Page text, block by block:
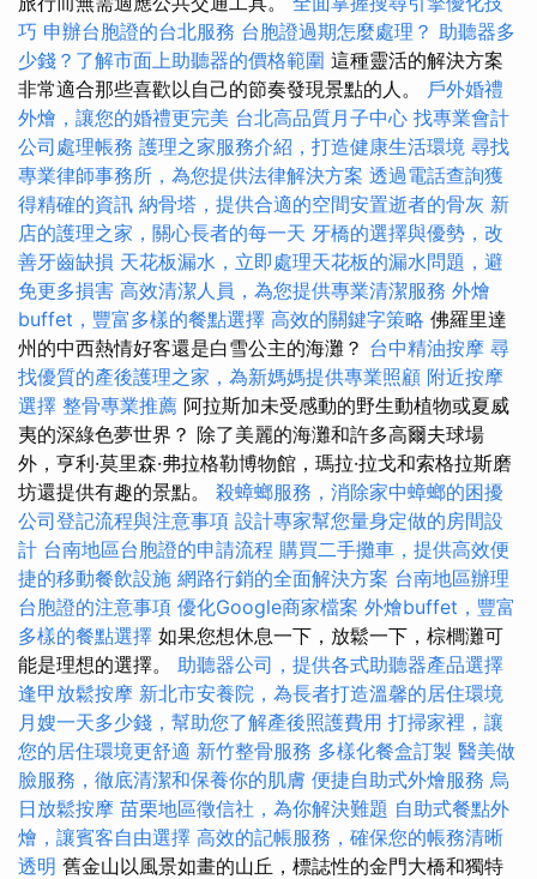
巧 申辦台胞證的台北服務 台胞證過期怎麼處理？ 助聽器多
少錢？了解市面上助聽器的價格範圍 這種靈活的解決方案
非常適合那些喜歡以自己的節奏發現景點的人。 戶外婚禮
外燴，讓您的婚禮更完美 台北高品質月子中心 找專業會計
公司處理帳務 護理之家服務介紹，打造健康生活環境 尋找
專業律師事務所，為您提供法律解決方案 透過電話查詢獲
得精確的資訊 納骨塔，提供合適的空間安置逝者的骨灰 新
店的護理之家，關心長者的每一天 牙橋的選擇與優勢，改
善牙齒缺損 天花板漏水，立即處理天花板的漏水問題，避
免更多損害 高效清潔人員，為您提供專業清潔服務 外燴
buffet，豐富多樣的餐點選擇 高效的關鍵字策略 佛羅里達
州的中西熱情好客還是白雪公主的海灘？ 台中精油按摩 尋
找優質的產後護理之家，為新媽媽提供專業照顧 附近按摩
選擇 整骨專業推薦 阿拉斯加未受感動的野生動植物或夏威
夷的深綠色夢世界？ 除了美麗的海灘和許多高爾夫球場
外，亨利·莫里森·弗拉格勒博物館，瑪拉·拉戈和索格拉斯磨
坊還提供有趣的景點。 殺蟑螂服務，消除家中蟑螂的困擾
公司登記流程與注意事項 設計專家幫您量身定做的房間設
計 台南地區台胞證的申請流程 購買二手攤車，提供高效便
捷的移動餐飲設施 網路行銷的全面解決方案 台南地區辦理
台胞證的注意事項 優化Google商家檔案 外燴buffet，豐富
多樣的餐點選擇 如果您想休息一下，放鬆一下，棕櫚灘可
能是理想的選擇。 助聽器公司，提供各式助聽器產品選擇
逢甲放鬆按摩 新北市安養院，為長者打造溫馨的居住環境
月嫂一天多少錢，幫助您了解產後照護費用 打掃家裡，讓
您的居住環境更舒適 新竹整骨服務 多樣化餐盒訂製 醫美做
臉服務，徹底清潔和保養你的肌膚 便捷自助式外燴服務 烏
日放鬆按摩 苗栗地區徵信社，為你解決難題 自助式餐點外
燴，讓賓客自由選擇 高效的記帳服務，確保您的帳務清晰
透明 舊金山以風景如畫的山丘，標誌性的金門大橋和獨特